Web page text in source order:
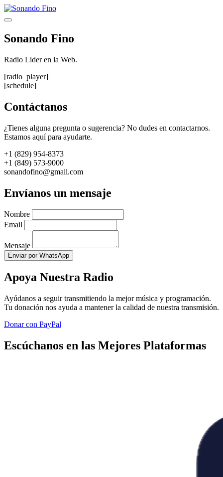
Saltar
al
Menú
Sonando Fino
Radio Lider en la Web.
[radio_player]
[schedule]
Contáctanos
¿Tienes alguna pregunta o sugerencia? No dudes en contactarnos.
Estamos aquí para ayudarte.
+1 (829) 954-8373
+1 (849) 573-9000
sonandofino@gmail.com
Envíanos un mensaje
Nombre
Email
Mensaje
Enviar por WhatsApp
Apoya Nuestra Radio
Ayúdanos a seguir transmitiendo la mejor música y programación.
Tu donación nos ayuda a mantener la calidad de nuestra transmisión.
Donar con PayPal
Escúchanos en las Mejores Plataformas